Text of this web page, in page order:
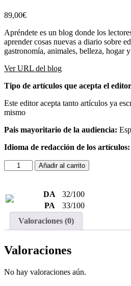
89,00€
Apréndete es un blog donde los
aprender cosas nuevas a diario sobre
gastronomía, animales, belleza, hogar
Ver URL del blog
Tipo de artículos que acepta el editor
Este editor acepta tanto artículos ya
mismo
Pais mayoritario de la audiencia:
Idioma de redacción de los artículos:
Añadir al carrito
DA
32/100
PA
33/100
Valoraciones (0)
Valoraciones
No hay valoraciones aún.